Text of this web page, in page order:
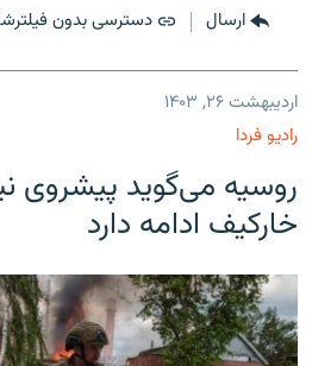
ارسال دسترسی بدون
اردیبهشت ۲۶, ۱۴۰۳
رادیو فردا
روسیه می‌گوید پیشروی
خارکیف ادامه دارد